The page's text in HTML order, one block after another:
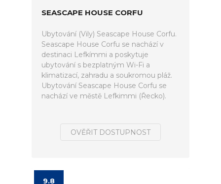
SEASCAPE HOUSE CORFU
Ubytování (Vily) Seascape House Corfu.
Seascape House Corfu se nachází v
destinaci Lefkímmi a poskytuje
ubytování s bezplatným Wi-Fi a
klimatizací, zahradu a soukromou pláž.
Ubytování Seascape House Corfu se
nachází ve městě Lefkimmi (Řecko).
OVĚŘIT DOSTUPNOST
9.8